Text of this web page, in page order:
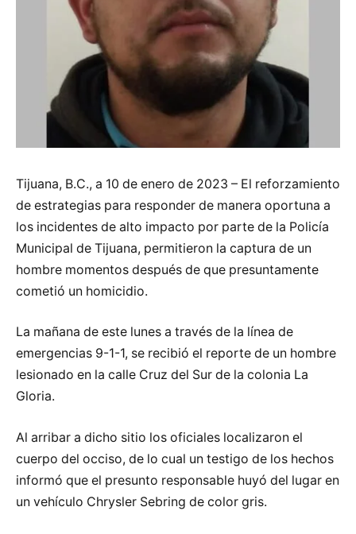
Tijuana, B.C., a 10 de enero de 2023 – El reforzamiento
de estrategias para responder de manera oportuna a
los incidentes de alto impacto por parte de la Policía
Municipal de Tijuana, permitieron la captura de un
hombre momentos después de que presuntamente
cometió un homicidio.
La mañana de este lunes a través de la línea de
emergencias 9-1-1, se recibió el reporte de un hombre
lesionado en la calle Cruz del Sur de la colonia La
Gloria.
Al arribar a dicho sitio los oficiales localizaron el
cuerpo del occiso, de lo cual un testigo de los hechos
informó que el presunto responsable huyó del lugar en
un vehículo Chrysler Sebring de color gris.